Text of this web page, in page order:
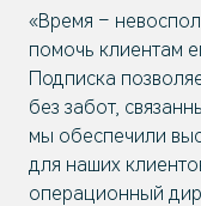
«Время –
помочь клиентам
Подписка
без забот,
мы обеспечили
для наших
операционный